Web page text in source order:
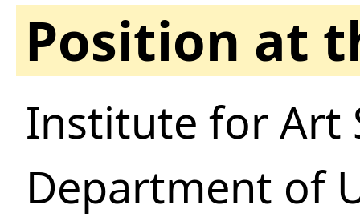
Position at
Institute for Art
Department of